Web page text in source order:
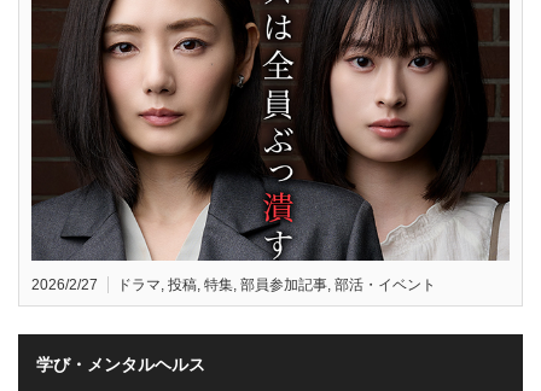
2026/2/27 ドラマ 投稿 特集 部員参加記事 部活・イベント
学び・メンタルヘルス